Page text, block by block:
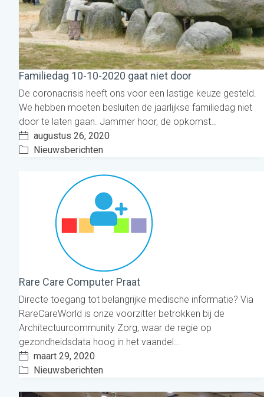
Familiedag 10-10-2020 gaat niet door
De coronacrisis heeft ons voor een lastige keuze gesteld.
We hebben moeten besluiten de jaarlijkse familiedag niet
door te laten gaan. Jammer hoor, de opkomst…
augustus 26, 2020
Nieuwsberichten
Rare Care Computer Praat
Directe toegang tot belangrijke medische informatie? Via
RareCareWorld is onze voorzitter betrokken bij de
Architectuurcommunity Zorg, waar de regie op
gezondheidsdata hoog in het vaandel…
maart 29, 2020
Nieuwsberichten